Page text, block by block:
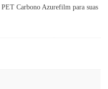
Carbono Azurefilm para suas